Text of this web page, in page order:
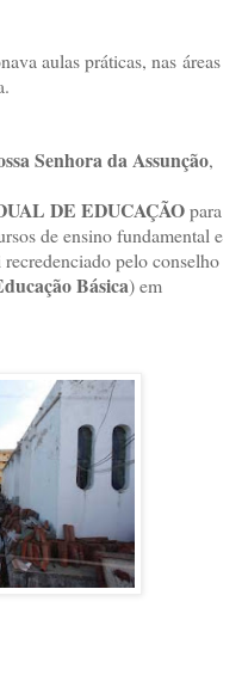
aulas práticas, nas áreas
Senhora da Assunção,
DE EDUCAÇÃOpara
de ensino fundamental e
recredenciado pelo conselho
Básica) em